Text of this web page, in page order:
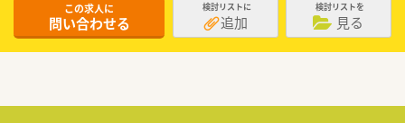
この求人に
問い合わせる
検討リストに
追加
検討リストを
見る